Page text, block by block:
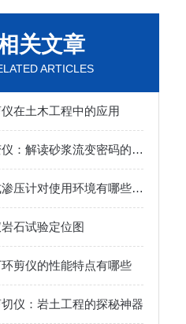
关文章
ARTICLES
在土木工程中的应用
砂浆流变仪：解读砂浆流变密码的关键工具
智能弦式渗压计对使用环境有哪些要求
石试验定位图
剪仪的性能特点有哪些
仪：岩土工程的探秘神器